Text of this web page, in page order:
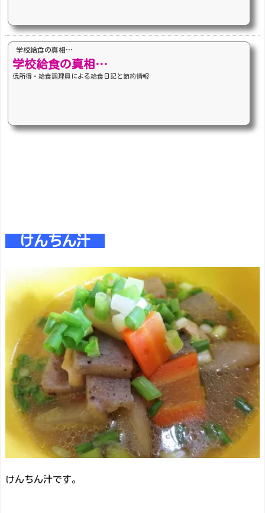
学校給食の真相…
学校給食の真相…
低所得・給食調理員による給食日記と節約情報
けんちん汁
けんちん汁です。